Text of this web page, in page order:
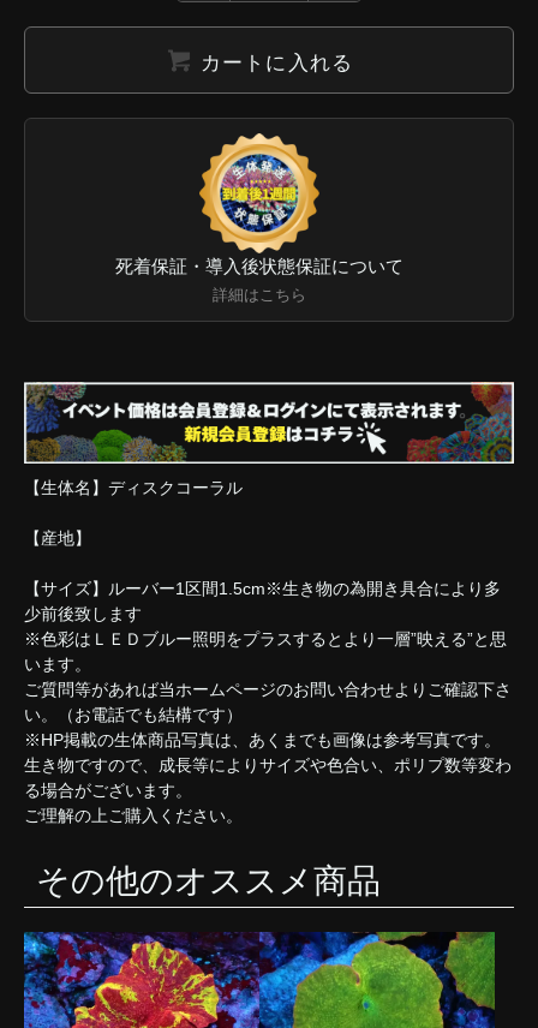
カートに入れる
死着保証・導入後状態保証について
詳細はこちら
【生体名】ディスクコーラル
【産地】
【サイズ】ルーバー1区間1.5cm※生き物の為開き具合により多
少前後致します
※色彩はＬＥＤブルー照明をプラスするとより一層”映える”と思
います。
ご質問等があれば当ホームページのお問い合わせよりご確認下さ
い。（お電話でも結構です）
※HP掲載の生体商品写真は、あくまでも画像は参考写真です。
生き物ですので、成長等によりサイズや色合い、ポリプ数等変わ
る場合がございます。
ご理解の上ご購入ください。
その他のオススメ商品